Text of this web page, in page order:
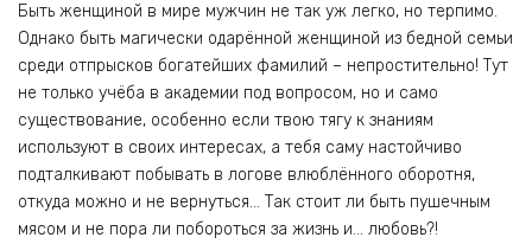
Быть женщиной в мире мужчин не так уж легко, но терпимо.
Однако быть магически одарённой женщиной из бедной семьи
среди отпрысков богатейших фамилий – непростительно! Тут
не только учёба в академии под вопросом, но и само
существование, особенно если твою тягу к знаниям
используют в своих интересах, а тебя саму настойчиво
подталкивают побывать в логове влюблённого оборотня,
откуда можно и не вернуться… Так стоит ли быть пушечным
мясом и не пора ли побороться за жизнь и… любовь?!